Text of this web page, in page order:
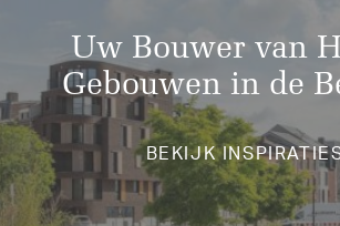
Uw Bouwer van
Gebouwen in de
BEKIJK